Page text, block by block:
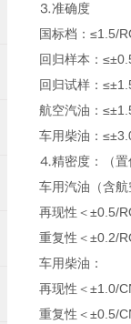
⒊准确度
国标档：
回归样本：
回归试样：
航空汽油：
车用柴油：
⒋精密度：（置
车用汽油（含
再现性＜±0.5/
重复性＜±0.2/
车用柴油：
再现性＜
重复性＜±0.5/